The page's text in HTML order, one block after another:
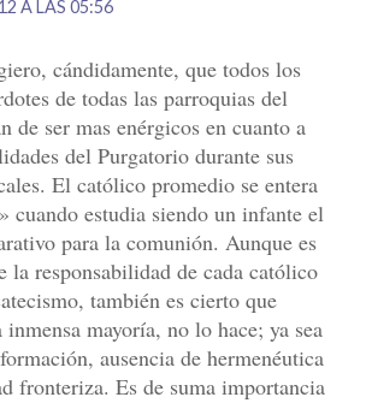
A LAS 05:56
cándidamente, que todos los
de todas las parroquias del
de ser mas enérgicos en cuanto a
del Purgatorio durante sus
El católico promedio se entera
cuando estudia siendo un infante el
para la comunión. Aunque es
la responsabilidad de cada católico
también es cierto que
mayoría, no lo hace; ya sea
ausencia de hermenéutica
fronteriza. Es de suma importancia